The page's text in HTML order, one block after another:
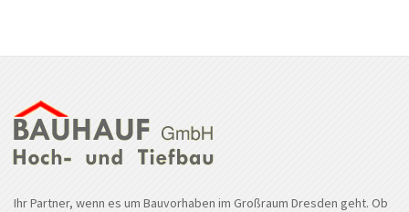
Ihr Partner, wenn es um Bauvorhaben im Großraum Dresden geht. Ob